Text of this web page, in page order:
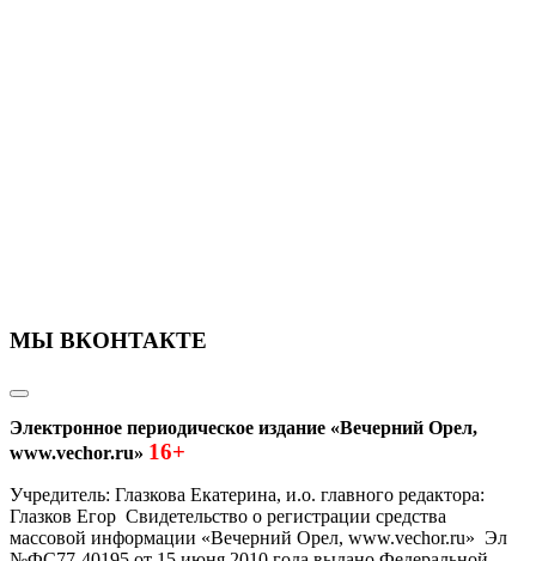
МЫ ВКОНТАКТЕ
Электронное периодическое издание «Вечерний Орел,
www.vechor.ru» 16+
Учредитель: Глазкова Екатерина, и.о. главного редактора:
Глазков Егор Свидетельство о регистрации средства
массовой информации «Вечерний Орел, www.vechor.ru» Эл